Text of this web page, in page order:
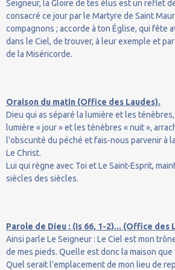
Seigneur, la Gloire de tes élus est un reflet
consacré ce jour par le Martyre de Saint
compagnons ; accorde à ton Église, qui fête
dans le Ciel, de trouver, à leur exemple et
de la Miséricorde.
Oraison du matin (Office des Laudes).
Dieu qui as séparé la lumière et les
lumière « jour » et les ténèbres « nuit »,
l'obscurité du péché et fais-nous parvenir à
Le Christ.
Lui qui règne avec Toi et Le Saint-Esprit,
siècles des siècles.
Parole de Dieu : (Is 66, 1-2)... (Office des
Ainsi parle Le Seigneur : Le Ciel est mon
de mes pieds. Quelle est donc la maison
Quel serait l’emplacement de mon lieu de